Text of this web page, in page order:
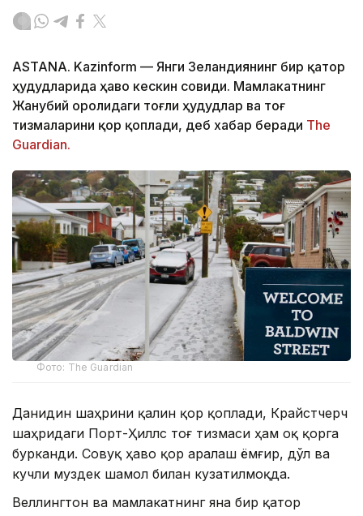
ASTANA. Kazinform — Янги Зеландиянинг бир қатор
ҳудудларида ҳаво кескин совиди. Мамлакатнинг
Жанубий оролидаги тоғли ҳудудлар ва тоғ
тизмаларини қор қоплади, деб хабар беради The
Guardian.
Фото: The Guardian
Данидин шаҳрини қалин қор қоплади, Крайстчерч
шаҳридаги Порт-Ҳиллс тоғ тизмаси ҳам оқ қорга
бурканди. Совуқ ҳаво қор аралаш ёмғир, дўл ва
кучли муздек шамол билан кузатилмоқда.
Веллингтон ва мамлакатнинг яна бир қатор